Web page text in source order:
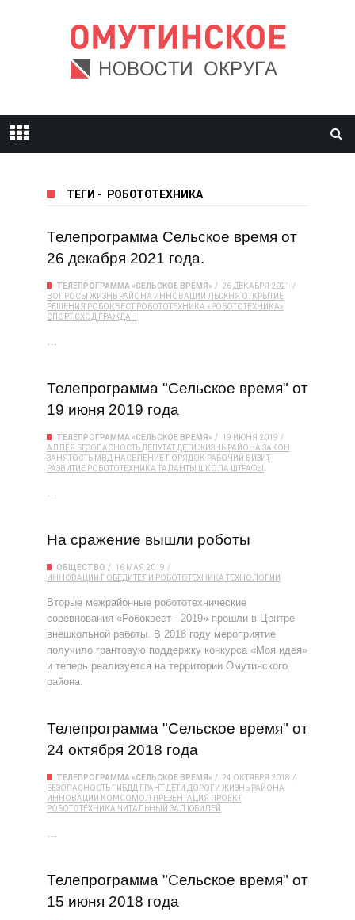
ТЕГИ - РОБОТОТЕХНИКА
Телепрограмма Сельское время от
26 декабря 2021 года.
ТЕЛЕПРОГРАММА «СЕЛЬСКОЕ ВРЕМЯ»
26 ДЕКАБРЯ 2021
ВОПРОСЫ ЖИЗНЬ РАЙОНА ИННОВАЦИИ ЛЫЖНЯ ОТКРЫТИЕ
РЕШЕНИЯ РОБОКВЕСТ РОБОТОТЕХНИКА «РОБОТОТЕХНИКА»
СПОРТ СХОД ГРАЖДАН
…
Телепрограмма "Сельское время" от
19 июня 2019 года
ТЕЛЕПРОГРАММА «СЕЛЬСКОЕ ВРЕМЯ»
19 ИЮНЯ 2019
АЛЛЕЯ БЕЗОПАСНОСТЬ ДЕПУТАТ ДЕТИ ЖИЗНЬ РАЙОНА ЗАКОН
ЗАНЯТОСТЬ МВД НАСЕЛЕНИЕ ПОРЯДОК РАБОЧИЙ ВИЗИТ
РАЗВИТИЕ РОБОТОТЕХНИКА ТАЛАНТЫ ШКОЛА ШТРАФЫ
…
На сражение вышли роботы
ОБЩЕСТВО
16 МАЯ 2019
ИННОВАЦИИ ПОБЕДИТЕЛИ РОБОТОТЕХНИКА ТЕХНОЛОГИИ
Вторые межрайонные робототехнические
соревнования «Робоквест - 2019» прошли в Центре
внешкольной работы. В 2018 году мероприятие
получило грантовую поддержку конкурса «Моя идея»
и теперь реализуется на территории Омутинского
района.
Телепрограмма "Сельское время" от
24 октября 2018 года
ТЕЛЕПРОГРАММА «СЕЛЬСКОЕ ВРЕМЯ»
24 ОКТЯБРЯ 2018
БЕЗОПАСНОСТЬ ГИБДД ГРАНТ ДЕТИ ДОРОГИ ЖИЗНЬ РАЙОНА
ИННОВАЦИИ КОМСОМОЛ ПРЕЗЕНТАЦИЯ ПРОЕКТ
РОБОТОТЕХНИКА ЧИТАЛЬНЫЙ ЗАЛ ЮБИЛЕЙ
…
Телепрограмма "Сельское время" от
15 июня 2018 года